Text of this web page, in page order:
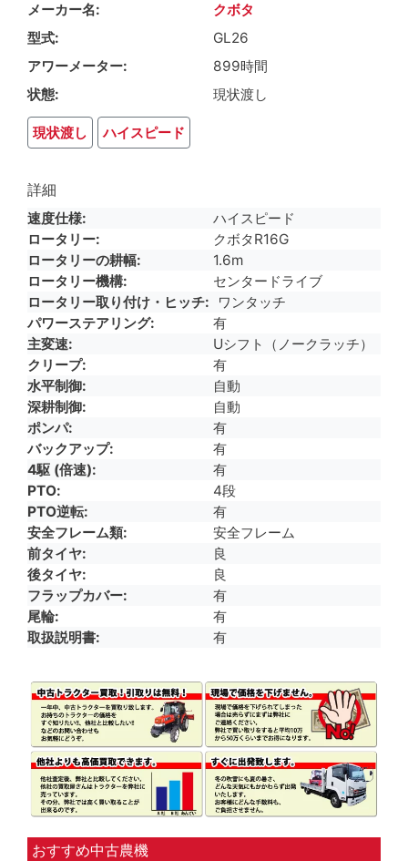
メーカー名
クボタ
型式
GL26
アワーメーター
899時間
状態
現状渡し
現状渡し ハイスピード
詳細
速度仕様
ハイスピード
ロータリー
クボタR16G
ロータリーの耕幅
1.6m
ロータリー機構
センタードライブ
ロータリー取り付け・ヒッチ
ワンタッチ
パワーステアリング
有
主変速
Uシフト（ノークラッチ）
クリープ
有
水平制御
自動
深耕制御
自動
ポンパ
有
バックアップ
有
4駆 (倍速)
有
PTO
4段
PTO逆転
有
安全フレーム類
安全フレーム
前タイヤ
良
後タイヤ
良
フラップカバー
有
尾輪
有
取扱説明書
有
おすすめ中古農機